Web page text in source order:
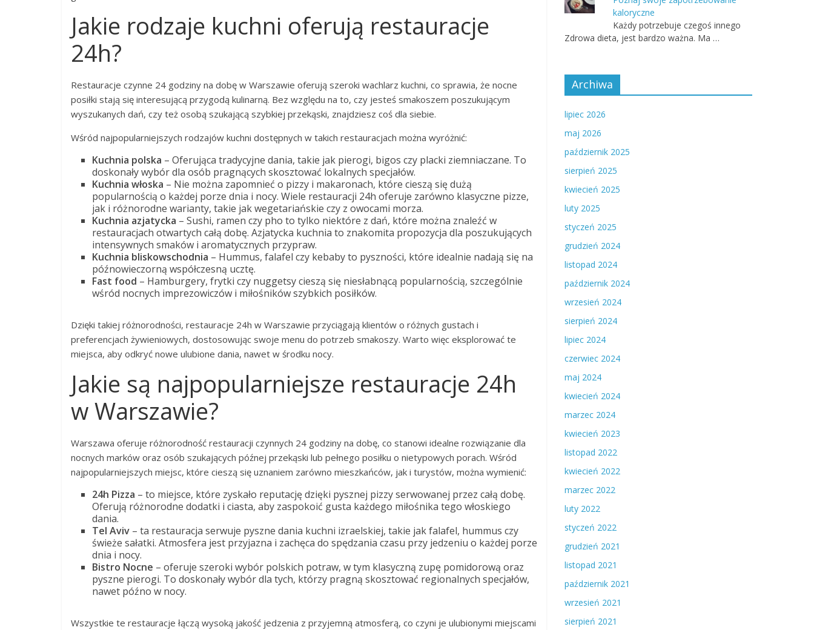
Jakie rodzaje kuchni oferują restauracje
24h?
Restauracje czynne 24 godziny na dobę w Warszawie oferują szeroki wachlarz kuchni, co sprawia, że nocne
posiłki stają się interesującą przygodą kulinarną. Bez względu na to, czy jesteś smakoszem poszukującym
wyszukanych dań, czy też osobą szukającą szybkiej przekąski, znajdziesz coś dla siebie.
Wśród najpopularniejszych rodzajów kuchni dostępnych w takich restauracjach można wyróżnić:
Kuchnia polska – Oferująca tradycyjne dania, takie jak pierogi, bigos czy placki ziemniaczane. To
doskonały wybór dla osób pragnących skosztować lokalnych specjałów.
Kuchnia włoska – Nie można zapomnieć o pizzy i makaronach, które cieszą się dużą
popularnością o każdej porze dnia i nocy. Wiele restauracji 24h oferuje zarówno klasyczne pizze,
jak i różnorodne warianty, takie jak wegetariańskie czy z owocami morza.
Kuchnia azjatycka – Sushi, ramen czy pho to tylko niektóre z dań, które można znaleźć w
restauracjach otwartych całą dobę. Azjatycka kuchnia to znakomita propozycja dla poszukujących
intensywnych smaków i aromatycznych przypraw.
Kuchnia bliskowschodnia – Hummus, falafel czy kebaby to pyszności, które idealnie nadają się na
późnowieczorną współczesną ucztę.
Fast food – Hamburgery, frytki czy nuggetsy cieszą się niesłabnącą popularnością, szczególnie
wśród nocnych imprezowiczów i miłośników szybkich posiłków.
Dzięki takiej różnorodności, restauracje 24h w Warszawie przyciągają klientów o różnych gustach i
preferencjach żywieniowych, dostosowując swoje menu do potrzeb smakoszy. Warto więc eksplorować te
miejsca, aby odkryć nowe ulubione dania, nawet w środku nocy.
Jakie są najpopularniejsze restauracje 24h
w Warszawie?
Warszawa oferuje różnorodność restauracji czynnych 24 godziny na dobę, co stanowi idealne rozwiązanie dla
nocnych marków oraz osób szukających późnej przekąski lub pełnego posiłku o nietypowych porach. Wśród
najpopularniejszych miejsc, które cieszą się uznaniem zarówno mieszkańców, jak i turystów, można wymienić:
24h Pizza – to miejsce, które zyskało reputację dzięki pysznej pizzy serwowanej przez całą dobę.
Oferują różnorodne dodatki i ciasta, aby zaspokoić gusta każdego miłośnika tego włoskiego
dania.
Tel Aviv – ta restauracja serwuje pyszne dania kuchni izraelskiej, takie jak falafel, hummus czy
świeże sałatki. Atmosfera jest przyjazna i zachęca do spędzania czasu przy jedzeniu o każdej porze
dnia i nocy.
Bistro Nocne – oferuje szeroki wybór polskich potraw, w tym klasyczną zupę pomidorową oraz
pyszne pierogi. To doskonały wybór dla tych, którzy pragną skosztować regionalnych specjałów,
nawet późno w nocy.
Wszystkie te restauracje łączą wysoką jakość jedzenia z przyjemną atmosferą, co czyni je ulubionymi miejscami
kaloryczne
Każdy potrzebuje czegoś innego
Zdrowa dieta, jest bardzo ważna. Ma …
Archiwa
lipiec 2026
maj 2026
październik 2025
sierpień 2025
kwiecień 2025
luty 2025
styczeń 2025
grudzień 2024
listopad 2024
październik 2024
wrzesień 2024
sierpień 2024
lipiec 2024
czerwiec 2024
maj 2024
kwiecień 2024
marzec 2024
kwiecień 2023
listopad 2022
kwiecień 2022
marzec 2022
luty 2022
styczeń 2022
grudzień 2021
listopad 2021
październik 2021
wrzesień 2021
sierpień 2021